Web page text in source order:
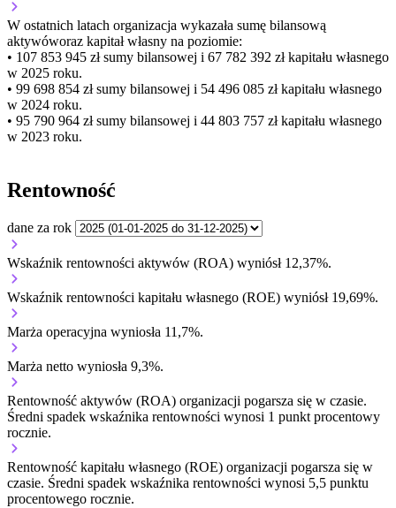
W ostatnich latach organizacja wykazała sumę bilansową
aktywóworaz kapitał własny na poziomie:
• 107 853 945 złsumy bilansowej i 67 782 392 zł kapitału własnego
w 2025 roku.
• 99 698 854 złsumy bilansowej i 54 496 085 zł kapitału własnego
w 2024 roku.
• 95 790 964 złsumy bilansowej i 44 803 757 zł kapitału własnego
w 2023 roku.
Rentowność
dane za rok
Wskaźnik rentowności aktywów (ROA) wyniósł 12,37%.
Wskaźnik rentowności kapitału własnego (ROE) wyniósł 19,69%.
Marża operacyjna wyniosła 11,7%.
Marża netto wyniosła 9,3%.
Rentowność aktywów (ROA) organizacji pogarsza się w czasie.
Średni spadek wskaźnika rentowności wynosi 1 punkt procentowy
rocznie.
Rentowność kapitału własnego (ROE) organizacji pogarsza się w
czasie. Średni spadek wskaźnika rentowności wynosi 5,5 punktu
procentowego rocznie.